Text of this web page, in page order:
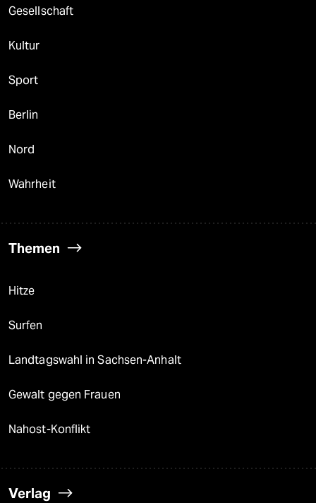
Gesellschaft
Kultur
Sport
Berlin
Nord
Wahrheit
Themen
Hitze
Surfen
Landtagswahl in Sachsen-Anhalt
Gewalt gegen Frauen
Nahost-Konflikt
Verlag